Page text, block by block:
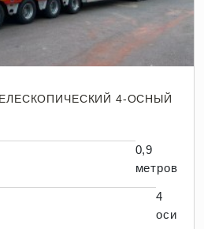
4-ОСНЫЙ
0,9
метров
4
оси